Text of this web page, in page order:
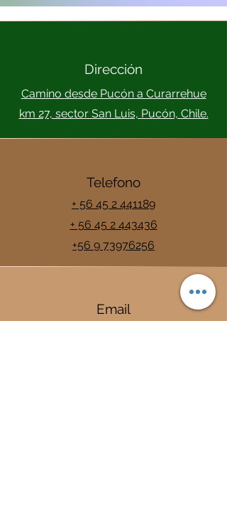
Dirección
Camino desde Pucón a Curarrehue
km 27, sector San Luis, Pucón, Chile.
Telefono
+ 56 45 2 441189
+ 56 45 2 443436
+56 9 73976256
Email